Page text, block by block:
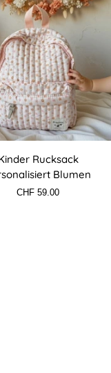
Rucksack
Blumen
CHF 59.00